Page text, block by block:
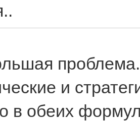
проблема.
и
в обеих